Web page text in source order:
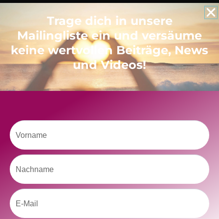
Like uns auf Facebook
akzeptieren und diesen Inhalt zu aktivieren
kolitscher.by.biotic
Trage dich in unsere
Mailingliste ein und versäume
keine wertvollen Beiträge, News
und Videos!
Vorname
Nachname
Email